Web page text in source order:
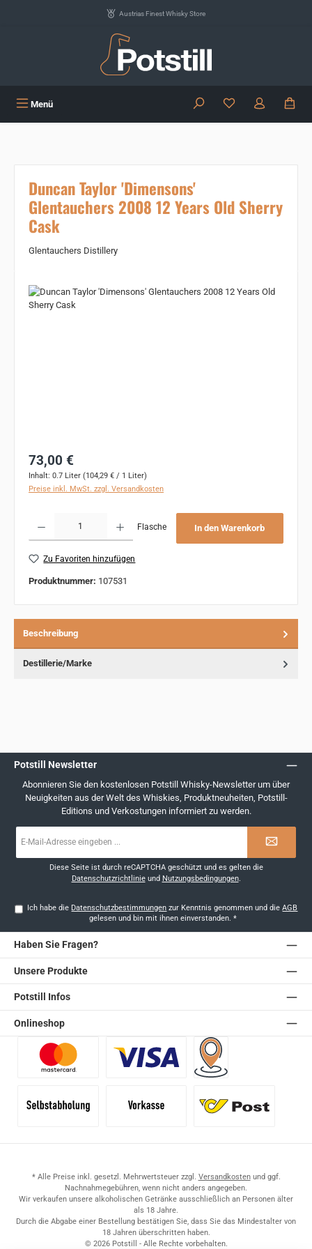
Austrias Finest Whisky Store
Menü Du hast 0
Duncan Taylor 'Dimensons'
Glentauchers 2008 12 Years Old Sherry
Cask
Glentauchers Distillery
Bildergalerie überspringen
Regulärer Preis:
73,00 €
Inhalt: 0.7 Liter (104,29 € / 1 Liter)
Preise inkl. MwSt. zzgl. Versandkosten
Flasche In den Warenkorb
Zu Favoriten hinzufügen
Produktnummer: 107531
Beschreibung
Destillerie/Marke
Potstill Newsletter
Abonnieren Sie den kostenlosen Potstill Whisky-Newsletter um über
Neuigkeiten aus der Welt des Whiskies, Produktneuheiten, Potstill-
Editions und Verkostungen informiert zu werden.
Mail-
Diese Seite ist durch reCAPTCHA geschützt und es gelten die
Datenschutzrichtlinieund Nutzungsbedingungen.
Ich habe die Datenschutzbestimmungen zur Kenntnis genommen und dieAGB
gelesen und bin mit ihnen einverstanden. *
Haben Sie Fragen?
Unsere Produkte
Potstill Infos
Onlineshop
* Alle Preise inkl. gesetzl. Mehrwertsteuer zzgl. Versandkostenund ggf.
Nachnahmegebühren, wenn nicht anders angegeben.
Wir verkaufen unsere alkoholischen Getränke ausschließlich an Personen älter
als 18 Jahre.
Durch die Abgabe einer Bestellung bestätigen Sie, dass Sie das Mindestalter von
18 Jahren überschritten haben.
© 2026 Potstill - Alle Rechte vorbehalten.